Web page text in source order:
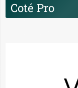
Coté Pro